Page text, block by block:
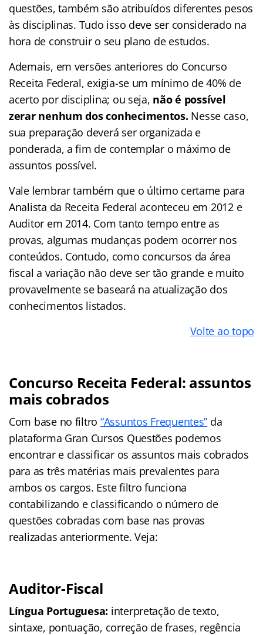
questões, também são atribuídos diferentes pesos
às disciplinas. Tudo isso deve ser considerado na
hora de construir o seu plano de estudos.
Ademais, em versões anteriores do Concurso
Receita Federal, exigia-se um mínimo de 40% de
acerto por disciplina; ou seja, não é possível
zerar nenhum dos conhecimentos. Nesse caso,
sua preparação deverá ser organizada e
ponderada, a fim de contemplar o máximo de
assuntos possível.
Vale lembrar também que o último certame para
Analista da Receita Federal aconteceu em 2012 e
Auditor em 2014. Com tanto tempo entre as
provas, algumas mudanças podem ocorrer nos
conteúdos. Contudo, como concursos da área
fiscal a variação não deve ser tão grande e muito
provavelmente se baseará na atualização dos
conhecimentos listados.
Volte ao topo
Concurso Receita Federal: assuntos
mais cobrados
Com base no filtro “Assuntos Frequentes” da
plataforma Gran Cursos Questões podemos
encontrar e classificar os assuntos mais cobrados
para as três matérias mais prevalentes para
ambos os cargos. Este filtro funciona
contabilizando e classificando o número de
questões cobradas com base nas provas
realizadas anteriormente. Veja:
Auditor-Fiscal
Língua Portuguesa: interpretação de texto,
sintaxe, pontuação, correção de frases, regência